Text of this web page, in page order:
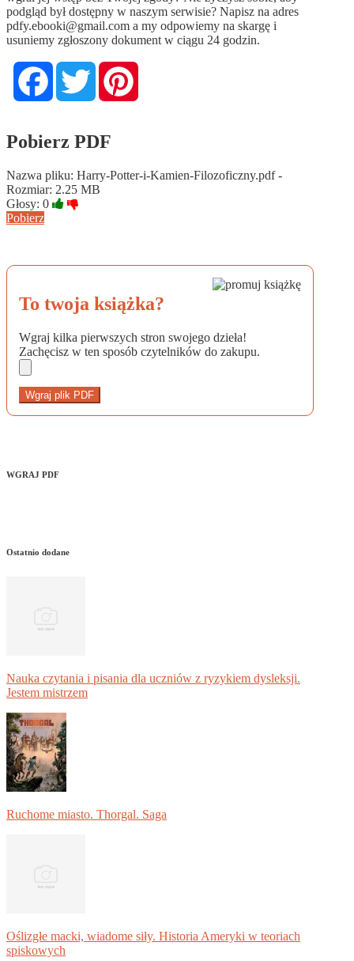
podgląd był dostępny w naszym serwisie? Napisz na adres
pdfy.ebooki@gmail.com a my odpowiemy na skargę i
usuniemy zgłoszony dokument w ciągu 24 godzin.
FacebookTwitter
Pobierz PDF
Nazwa pliku: Harry-Potter-i-Kamien-Filozoficzny.pdf -
Rozmiar: 2.25 MB
Głosy: 0
Pobierz
To twoja książka?
Wgraj kilka pierwszych stron swojego dzieła!
Zachęcisz w ten sposób czytelników do zakupu.
Wgraj plik PDF
WGRAJ PDF
Ostatnio dodane
Nauka czytania i pisania dla uczniów z ryzykiem dysleksji.
Jestem mistrzem
Ruchome miasto. Thorgal. Saga
Oślizgłe macki, wiadome siły. Historia Ameryki w teoriach
spiskowych